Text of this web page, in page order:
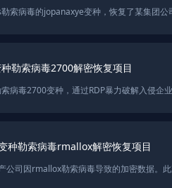
勒索病毒2700解密恢复项目
种勒索病毒rmallox解密恢复项目